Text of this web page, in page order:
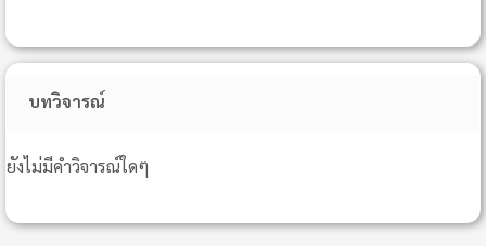
บทวิจารณ์
ยังไม่มีคำวิจารณ์ใดๆ